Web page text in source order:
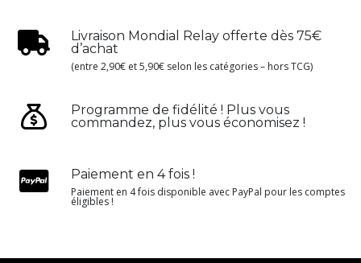
Livraison Mondial Relay offerte dès 75€
d’achat
(entre 2,90€ et 5,90€ selon les catégories – hors TCG)
Programme de fidélité ! Plus vous
commandez, plus vous économisez !
Paiement en 4 fois !
Paiement en 4 fois disponible avec PayPal pour les comptes
éligibles !